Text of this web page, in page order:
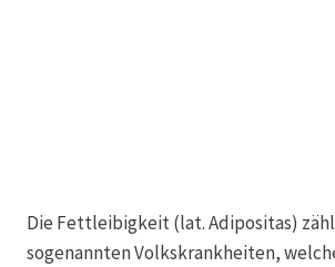
Die Fettleibigkeit (lat. Adipositas)
sogenannten Volkskrankheiten,